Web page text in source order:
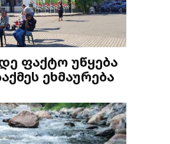
ფაქტო უწყება
ეხმაურება